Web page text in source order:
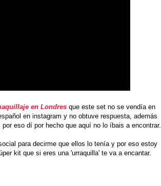
en Londres que este set no se vendía en
en instagram y no obtuve respuesta, además
eso dí por hecho que aquí no lo íbais a encontrar.
para decirme que ellos lo tenía y por eso estoy
kit que si eres una 'urraquilla' te va a encantar.